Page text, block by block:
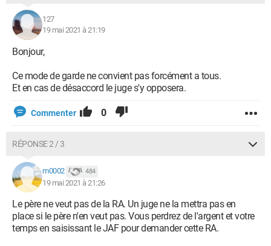
127
19 mai 2021 à 21:19
Bonjour,
Ce mode de garde ne convient pas forcément a tous.
Et en cas de désaccord le juge s'y opposera.
Commenter 0
RÉPONSE 2 / 3
m0002 484
19 mai 2021 à 21:26
Le père ne veut pas de la RA. Un juge ne la mettra pas en
place si le père n'en veut pas. Vous perdrez de l'argent et votre
temps en saisissant le JAF pour demander cette RA.